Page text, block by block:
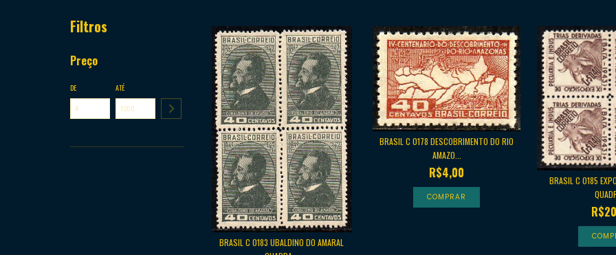
Filtros
Preço
DE ATÉ
BRASIL C 0183 UBALDINO DO AMARAL
BRASIL C 0178 DESCOBRIMENTO DO RIO
AMAZO...
R$4,00
BRASIL C 0185